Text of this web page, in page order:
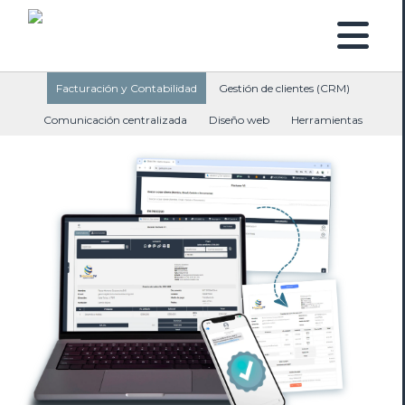
Facturación y Contabilidad Gestión de clientes (CRM)
Comunicación centralizada Diseño web Herramientas